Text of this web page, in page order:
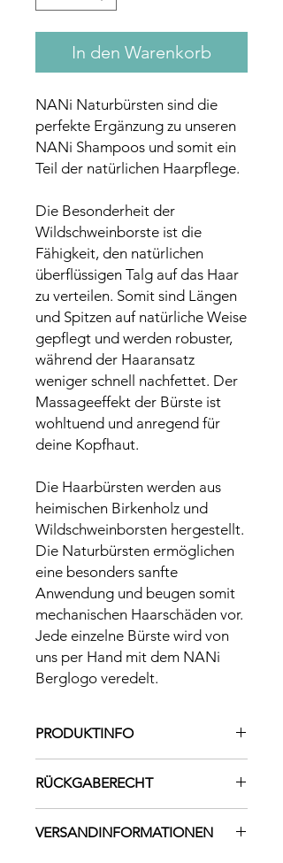
In den Warenkorb
NANi Naturbürsten sind die
perfekte Ergänzung zu unseren
NANi Shampoos und somit ein
Teil der natürlichen Haarpflege.
Die Besonderheit der
Wildschweinborste ist die
Fähigkeit, den natürlichen
überflüssigen Talg auf das Haar
zu verteilen. Somit sind Längen
und Spitzen auf natürliche Weise
gepflegt und werden robuster,
während der Haaransatz
weniger schnell nachfettet. Der
Massageeffekt der Bürste ist
wohltuend und anregend für
deine Kopfhaut.
Die Haarbürsten werden aus
heimischen Birkenholz und
Wildschweinborsten hergestellt.
Die Naturbürsten ermöglichen
eine besonders sanfte
Anwendung und beugen somit
mechanischen Haarschäden vor.
Jede einzelne Bürste wird von
uns per Hand mit dem NANi
Berglogo veredelt.
PRODUKTINFO
Ergänzung zu unseren Shampoo
Steinen. Die Haarbürsten werden aus
heimischen Birkenholz und
Wildschweinborsten hergestellt. Die
RÜCKGABERECHT
Herzen. Sollte dennoch mal etwas
VERSANDINFORMATIONEN